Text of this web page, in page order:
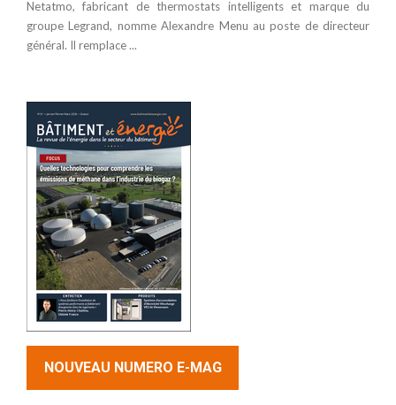
Netatmo, fabricant de thermostats intelligents et marque du
groupe Legrand, nomme Alexandre Menu au poste de directeur
général. Il remplace ...
NOUVEAU NUMERO E-MAG